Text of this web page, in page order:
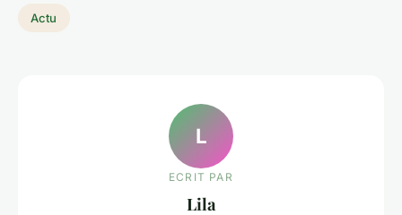
Actu
L
ECRIT PAR
Lila